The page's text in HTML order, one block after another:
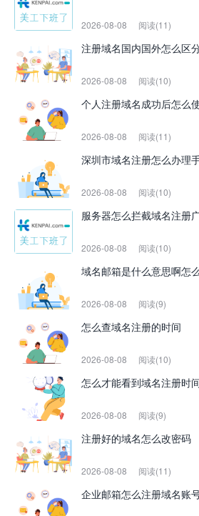
2026-08-08 阅读(11)
注册域名国内国外怎么区
2026-08-08 阅读(10)
个人注册域名成功后怎么
2026-08-08 阅读(11)
深圳市域名注册怎么办理
2026-08-08 阅读(10)
服务器怎么拦截域名注册
2026-08-08 阅读(10)
域名邮箱是什么意思啊怎
2026-08-08 阅读(9)
怎么查域名注册的时间
2026-08-08 阅读(10)
怎么才能看到域名注册时
2026-08-08 阅读(9)
注册好的域名怎么改密码
2026-08-08 阅读(11)
企业邮箱怎么注册域名账